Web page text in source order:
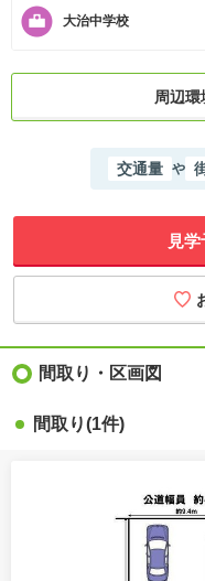
大治中学校
周辺環
交通量 や
見
間取り・区画図
間取り(1件)